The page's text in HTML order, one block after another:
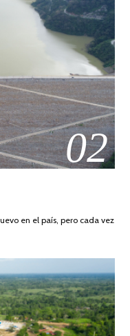
02
en el país, pero cada vez